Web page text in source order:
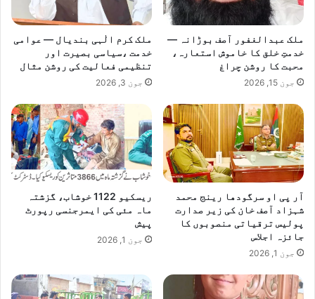
ں
ک
و
م
ف
ت
ن
س
و
ل
ی
ف
ر
ا
ہ
ی
ج
آ
م
د
،
ی
و
ز
1
ک
ب
ر
چ
ی
ملک عبدالغفور آصف بوڑانہ —
خدمتِ خلق کا خاموش استعارہ،
محبت کا روشن چراغ
جون 15, 2026
ملک کرم الٰہی بندیال — عوامی
خدمت ،سیاسی بصیرت اور
تنظیمی فعالیت کی روشن مثال
جون 3, 2026
آر پی او سرگودھا رینج محمد
شہزاد آصف خان کی زیر صدارت
پولیس ترقیاتی منصوبوں کا
جائزہ اجلاس
جون 1, 2026
ریسکیو 1122 خوشاب، گزشتہ
ماہ مئی کی ایمرجنسی رپورٹ
پیش
جون 1, 2026